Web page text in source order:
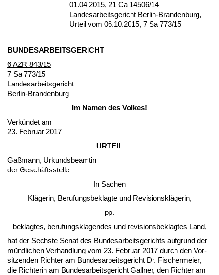
01.04.2015, 21 Ca 14506/14
Landesarbeitsgericht Berlin-Brandenburg,
Urteil vom 06.10.2015, 7 Sa 773/15
BUN­DES­AR­BEITS­GERICHT
6 AZR 843/15
7 Sa 773/15
Lan­des­ar­beits­ge­richt
Ber­lin-Bran­den­burg
Im Na­men des Vol­kes!
Verkündet am
23. Fe­bru­ar 2017
UR­TEIL
Gaßmann, Ur­kunds­be­am­tin
der Geschäfts­stel­le
In Sa­chen
Kläge­rin, Be­ru­fungs­be­klag­te und Re­vi­si­onskläge­rin,
pp.
be­klag­tes, be­ru­fungs­kla­gen­des und re­vi­si­ons­be­klag­tes Land,
hat der Sechs­te Se­nat des Bun­des­ar­beits­ge­richts auf­grund der
münd­li­chen Ver­hand­lung vom 23. Fe­bru­ar 2017 durch den Vor­
sit­zen­den Rich­ter am Bun­des­ar­beits­ge­richt Dr. Fi­scher­mei­er,
die Rich­te­rin am Bun­des­ar­beits­ge­richt Gall­ner, den Rich­ter am